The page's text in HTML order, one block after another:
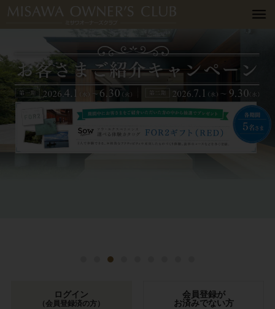
ログイン
（会員登録済の方）
会員登録が
お済みでない方